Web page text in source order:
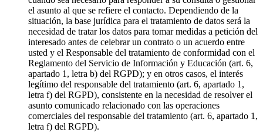
el asunto al que se refiere el contacto. Dependiendo de la
situación, la base jurídica para el tratamiento de datos será la
necesidad de tratar los datos para tomar medidas a petición del
interesado antes de celebrar un contrato o un acuerdo entre
usted y el Responsable del tratamiento de conformidad con el
Reglamento del Servicio de Información y Educación (art. 6,
apartado 1, letra b) del RGPD); y en otros casos, el interés
legítimo del responsable del tratamiento (art. 6, apartado 1,
letra f) del RGPD), consistente en la necesidad de resolver el
asunto comunicado relacionado con las operaciones
comerciales del responsable del tratamiento (art. 6, apartado 1,
letra f) del RGPD).